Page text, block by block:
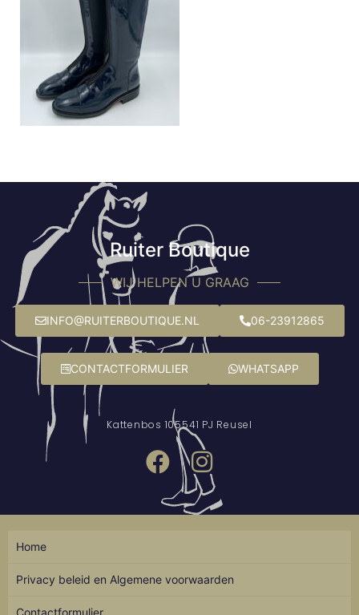
Ruiter Boutique
WIJ HELPEN U GRAAG
INFO@RUITERBOUTIQUE.NL 06-23912865
CONTACTFORMULIER WHATSAPP
Kattenbos 105541 PJ Reusel
Home
Privacy beleid en Algemene voorwaarden
Contactformulier